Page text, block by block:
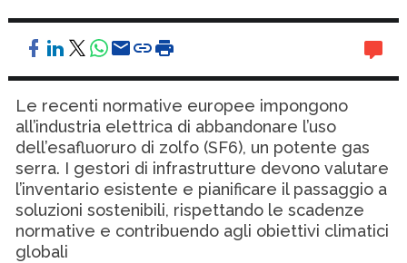
Le recenti normative europee impongono
all’industria elettrica di abbandonare l’uso
dell’esafluoruro di zolfo (SF6), un potente gas
serra. I gestori di infrastrutture devono valutare
l’inventario esistente e pianificare il passaggio a
soluzioni sostenibili, rispettando le scadenze
normative e contribuendo agli obiettivi climatici
globali